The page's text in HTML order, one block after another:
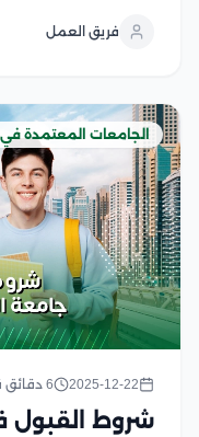
والأكاديمية تتنوع
فريق العمل
الجامعات المعتمدة في
2025-12-22 6 دقائق قراءة
شروط القبول